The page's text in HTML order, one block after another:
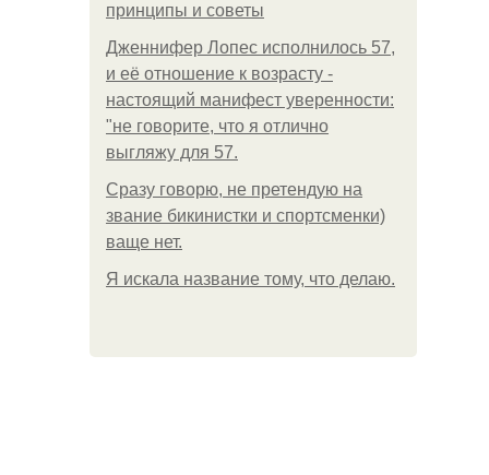
принципы и советы
Дженнифер Лопес исполнилось 57,
и её отношение к возрасту -
настоящий манифест уверенности:
"не говорите, что я отлично
выгляжу для 57.
Сразу говорю, не претендую на
звание бикинистки и спортсменки)
ваще нет.
Я искала название тому, что делаю.